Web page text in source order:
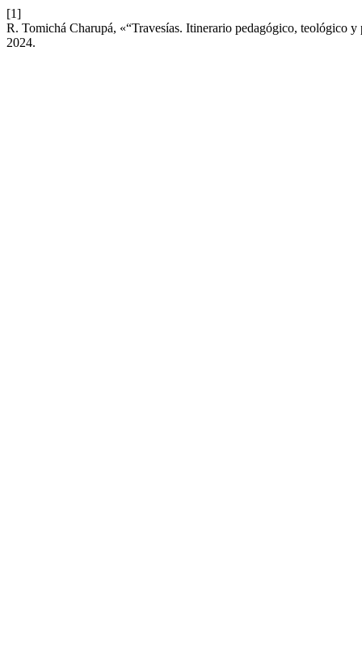
[1]
R. Tomichá Charupá, «“Travesías. Itinerario pedagógico, teológico
2024.